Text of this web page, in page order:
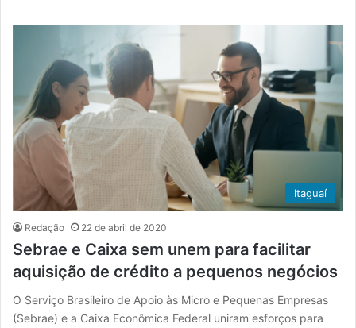
Itaguaí
Redação 22 de abril de 2020
Sebrae e Caixa sem unem para facilitar
aquisição de crédito a pequenos negócios
O Serviço Brasileiro de Apoio às Micro e Pequenas Empresas
(Sebrae) e a Caixa Econômica Federal uniram esforços para